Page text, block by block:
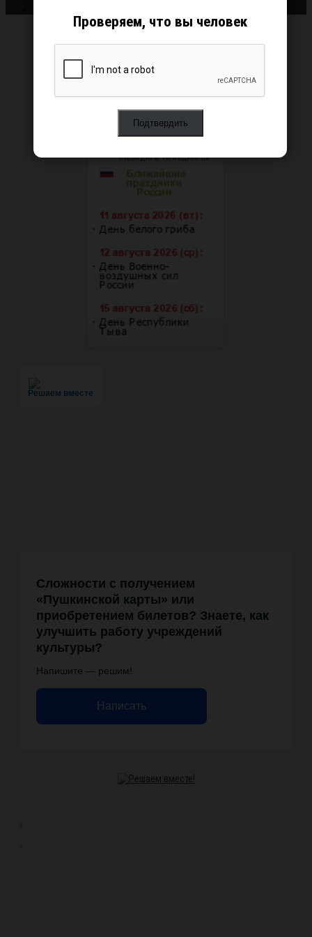
Решаем вместе
Сложности с получением
«Пушкинской карты» или
приобретением билетов? Знаете, как
улучшить работу учреждений
культуры?
Напишите — решим!
Написать
Проверяем, что вы человек